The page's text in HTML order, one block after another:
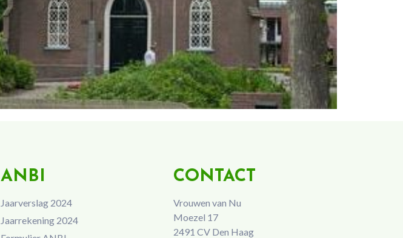
ANBI
Jaarverslag 2024
Jaarrekening 2024
CONTACT
Vrouwen van Nu
Moezel 17
2491 CV Den Haag